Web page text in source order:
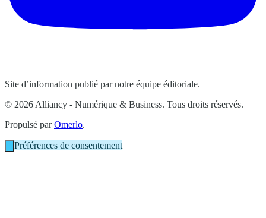
Site d’information publié par notre équipe éditoriale.
© 2026 Alliancy - Numérique & Business. Tous droits réservés.
Propulsé parOmerlo.
Préférences de consentement